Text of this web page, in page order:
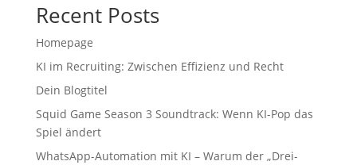
Recent Posts
Homepage
KI im Recruiting: Zwischen Effizienz und Recht
Dein Blogtitel
Squid Game Season 3 Soundtrack: Wenn KI-Pop das
Spiel ändert
WhatsApp-Automation mit KI – Warum der „Drei-